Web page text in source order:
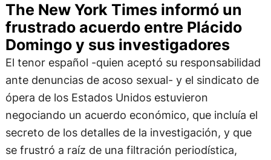
The New York Times informó un
frustrado acuerdo entre Plácido
Domingo y sus investigadores
El tenor español -quien aceptó su responsabilidad
ante denuncias de acoso sexual- y el sindicato de
ópera de los Estados Unidos estuvieron
negociando un acuerdo económico, que incluía el
secreto de los detalles de la investigación, y que
se frustró a raíz de una filtración periodística,